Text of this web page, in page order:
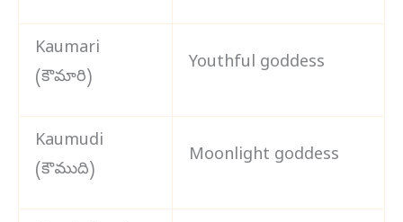
Kaumari
(కౌమారి)
Youthful goddess
Kaumudi
(కౌముది)
Moonlight goddess